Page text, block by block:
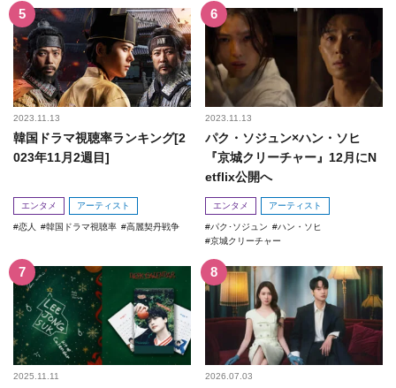
2023.11.13
韓国ドラマ視聴率ランキング[2
023年11月2週目]
エンタメ アーティスト
恋人 韓国ドラマ視聴率 高麗契丹戦争
2023.11.13
パク・ソジュン×ハン・ソヒ
『京城クリーチャー』12月にN
etflix公開へ
エンタメ アーティスト
パク･ソジュン
ハン・ソヒ
京城クリーチャー
2025.11.11 2026.07.03